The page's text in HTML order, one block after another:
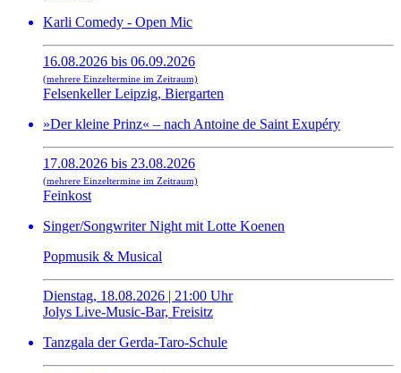
Karli Comedy - Open Mic
16.08.2026 bis 06.09.2026
(mehrere Einzeltermine im Zeitraum)
Felsenkeller Leipzig, Biergarten
»Der kleine Prinz« – nach Antoine de Saint Exupéry
17.08.2026 bis 23.08.2026
(mehrere Einzeltermine im Zeitraum)
Feinkost
Singer/Songwriter Night mit Lotte Koenen
Popmusik & Musical
Dienstag, 18.08.2026 | 21:00 Uhr
Jolys Live-Music-Bar, Freisitz
Tanzgala der Gerda-Taro-Schule